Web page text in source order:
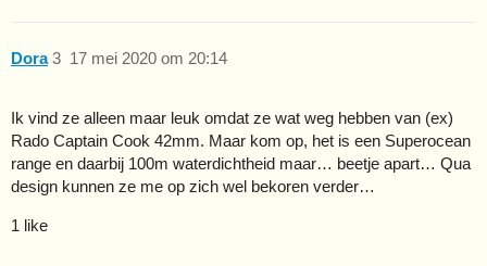
Dora 17 mei 2020 om 20:14
3
Ik vind ze alleen maar leuk omdat ze wat weg hebben van (ex)
Rado Captain Cook 42mm. Maar kom op, het is een Superocean
range en daarbij 100m waterdichtheid maar… beetje apart… Qua
design kunnen ze me op zich wel bekoren verder…
1 like